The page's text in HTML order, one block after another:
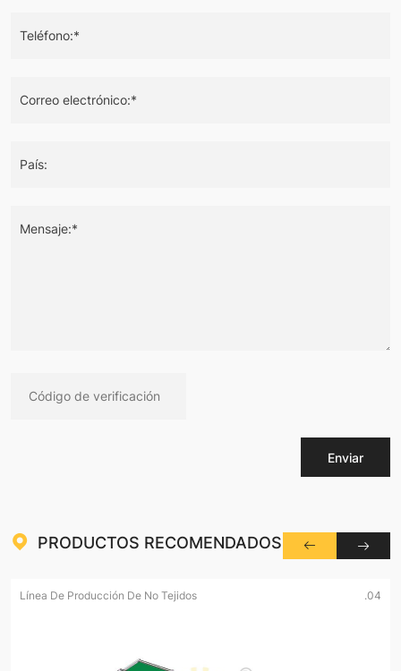
Teléfono:*
Correo electrónico:*
País:
Mensaje:*
Enviar
PRODUCTOS RECOMENDADOS
Línea De Producción De No Tejidos .04